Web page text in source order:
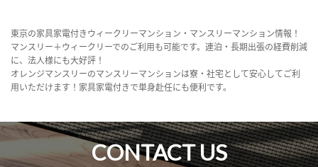
東京の家具家電付きウィークリーマンション・マンスリーマンション情報！
マンスリー＋ウィークリーでのご利用も可能です。連泊・長期出張の経費削減
に、法人様にも大好評！
オレンジマンスリーのマンスリーマンションは寮・社宅として安心してご利
用いただけます！家具家電付きで単身赴任にも便利です。
CONTACT US